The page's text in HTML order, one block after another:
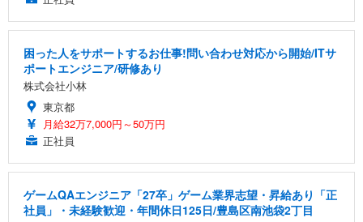
困った人をサポートするお仕事!問い合わせ対応から開始/ITサ
ポートエンジニア/研修あり
株式会社小林
東京都
月給32万7,000円～50万円
正社員
ゲームQAエンジニア「27卒」ゲーム業界志望・昇給あり「正
社員」・未経験歓迎・年間休日125日/豊島区南池袋2丁目